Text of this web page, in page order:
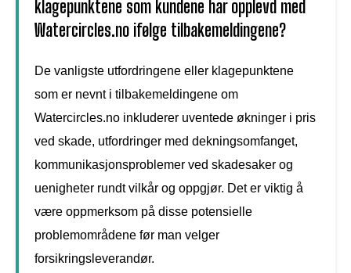
klagepunktene som kundene har opplevd med
Watercircles.no ifølge tilbakemeldingene?
De vanligste utfordringene eller klagepunktene
som er nevnt i tilbakemeldingene om
Watercircles.no inkluderer uventede økninger i pris
ved skade, utfordringer med dekningsomfanget,
kommunikasjonsproblemer ved skadesaker og
uenigheter rundt vilkår og oppgjør. Det er viktig å
være oppmerksom på disse potensielle
problemområdene før man velger
forsikringsleverandør.